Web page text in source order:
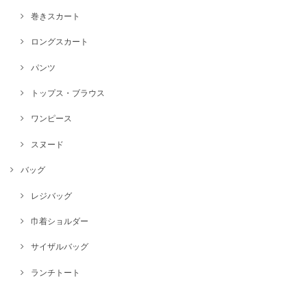
巻きスカート
ロングスカート
パンツ
トップス・ブラウス
ワンピース
スヌード
バッグ
レジバッグ
巾着ショルダー
サイザルバッグ
ランチトート